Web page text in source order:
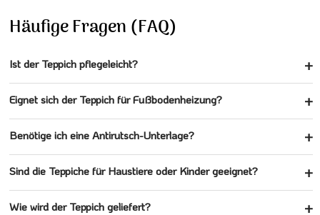
Häufige Fragen (FAQ)
Ist der Teppich pflegeleicht?
Eignet sich der Teppich für Fußbodenheizung?
Benötige ich eine Antirutsch-Unterlage?
Sind die Teppiche für Haustiere oder Kinder geeignet?
Wie wird der Teppich geliefert?